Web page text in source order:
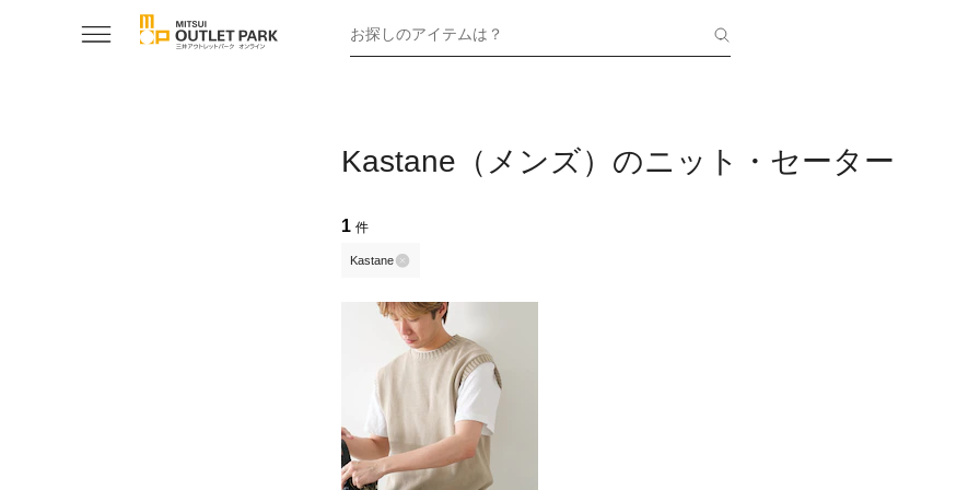
お探しのアイテムは？
Kastane（メンズ）のニット・セーター
1 件
Kastane